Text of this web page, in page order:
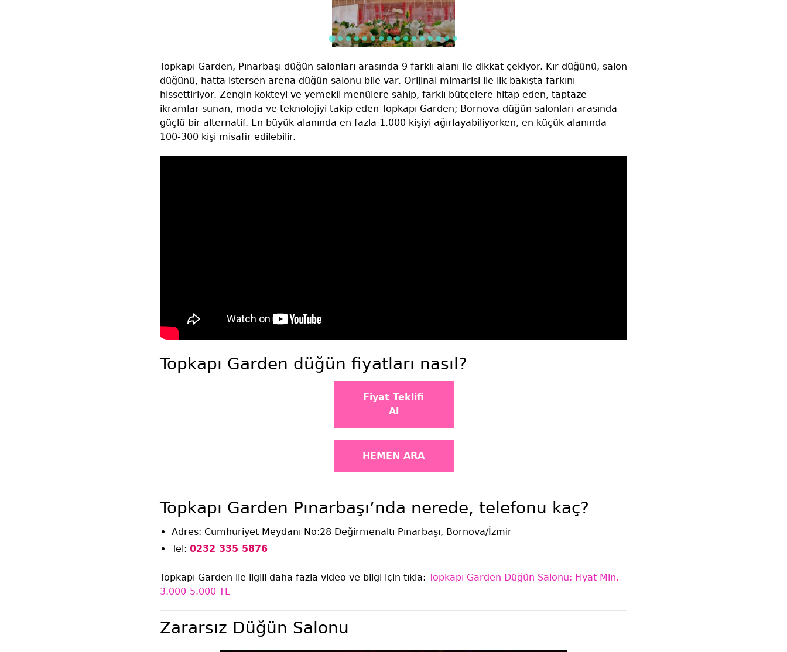
Topkapı Garden, Pınarbaşı düğün salonları arasında 9 farklı alanı ile dikkat çekiyor. Kır düğünü, salon
düğünü, hatta istersen arena düğün salonu bile var. Orijinal mimarisi ile ilk bakışta farkını
hissettiriyor. Zengin kokteyl ve yemekli menülere sahip, farklı bütçelere hitap eden, taptaze
ikramlar sunan, moda ve teknolojiyi takip eden Topkapı Garden; Bornova düğün salonları arasında
güçlü bir alternatif. En büyük alanında en fazla 1.000 kişiyi ağırlayabiliyorken, en küçük alanında
100-300 kişi misafir edilebilir.
Topkapı Garden düğün fiyatları nasıl?
Fiyat Teklifi
Al
HEMEN ARA
Topkapı Garden Pınarbaşı’nda nerede, telefonu kaç?
Adres: Cumhuriyet Meydanı No:28 Değirmenaltı Pınarbaşı, Bornova/İzmir
Tel: 0232 335 5876
Topkapı Garden ile ilgili daha fazla video ve bilgi için tıkla: Topkapı Garden Düğün Salonu: Fiyat Min.
3.000-5.000 TL
Zararsız Düğün Salonu